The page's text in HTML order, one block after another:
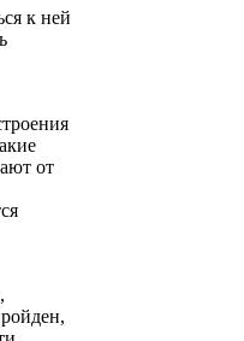
к ней
от